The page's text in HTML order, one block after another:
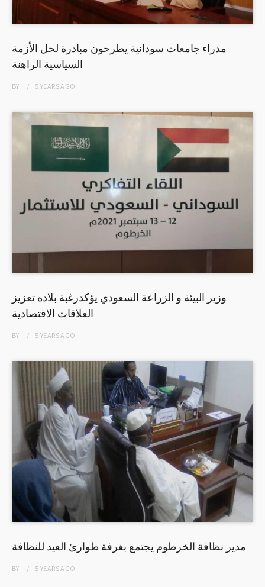
مدراء جامعات سودانية يطرحون مبادرة لحل الأزمة
السياسية الراهنة
BY 5 YEARSAGO
وزير البيئة و الزراعة السعودي يؤكدرغبة بلاده تعزيز
العلاقات الاقتصادية
BY 5 YEARSAGO
مدير نظافة الخرطوم يجتمع بغرفة طوارئ العيد للنظافة
BY 5 YEARSAGO